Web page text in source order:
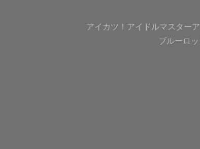
アイカツ！ アイドルマスター
ブルーロッ